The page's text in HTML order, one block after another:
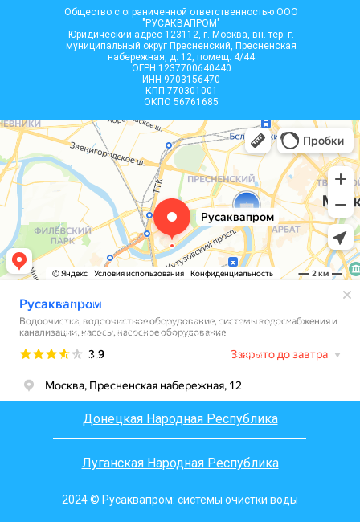
Общество с ограниченной ответственностью ООО
"РУСАКВАПРОМ"
Юридический адрес 123112, г. Москва, вн. тер. г.
муниципальный округ Пресненский, Пресненская
набережная, д. 12, помещ. 4/44
ОГРН 1237700640440
ИНН 9703156470
КПП 770301001
ОКПО 56761685
Вся информация, размещенная на сайте, носит
информационный характер и не является
публичной офертой, определяемой положениями
Статьи 437 (2) ГК РФ. Все материалы на сайте
являются интеллектуальной собственностью 000
«РУСАКВАПРОМ», согласно ст.1225, ст.1228,
Донецкая Народная Республика
Луганская Народная Республика
2024 © Русаквапром: системы очистки воды